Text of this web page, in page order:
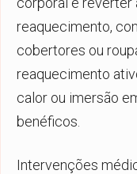
reaquecimento,
cobertores ou
reaquecimento
calor ou imersão
benéficos.
Intervenções